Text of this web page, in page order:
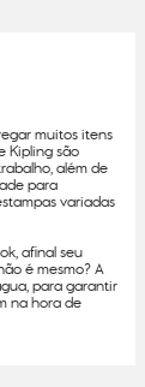
muitos itens
Kipling são
além de
para
variadas
afinal seu
é mesmo? A
para garantir
na hora de